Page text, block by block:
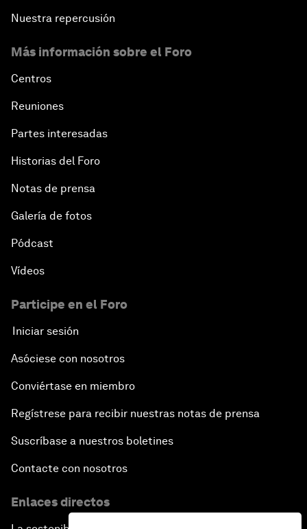
Nuestra repercusión
Más información sobre el Foro
Centros
Reuniones
Partes interesadas
Historias del Foro
Notas de prensa
Galería de fotos
Pódcast
Vídeos
Participe en el Foro
Iniciar sesión
Asóciese con nosotros
Conviértase en miembro
Regístrese para recibir nuestras notas de prensa
Suscríbase a nuestros boletines
Contacte con nosotros
Enlaces directos